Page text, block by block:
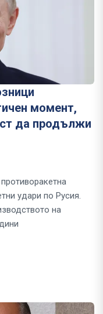
момент,
да продължи
удари по Русия.
на